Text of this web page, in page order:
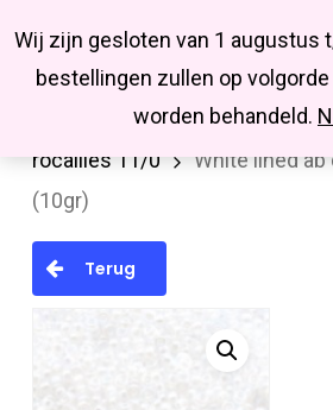
Wij zijn gesloten van 1 augustus
bestellingen zullen op
worden behandeld.
main
Missbluesieraden
MIYUKI en TOHO
rocailles 11/0
White lined
(10gr)
Terug